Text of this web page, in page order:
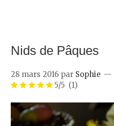
Nids de Pâques
28 mars 2016 par Sophie
5/5 (1)